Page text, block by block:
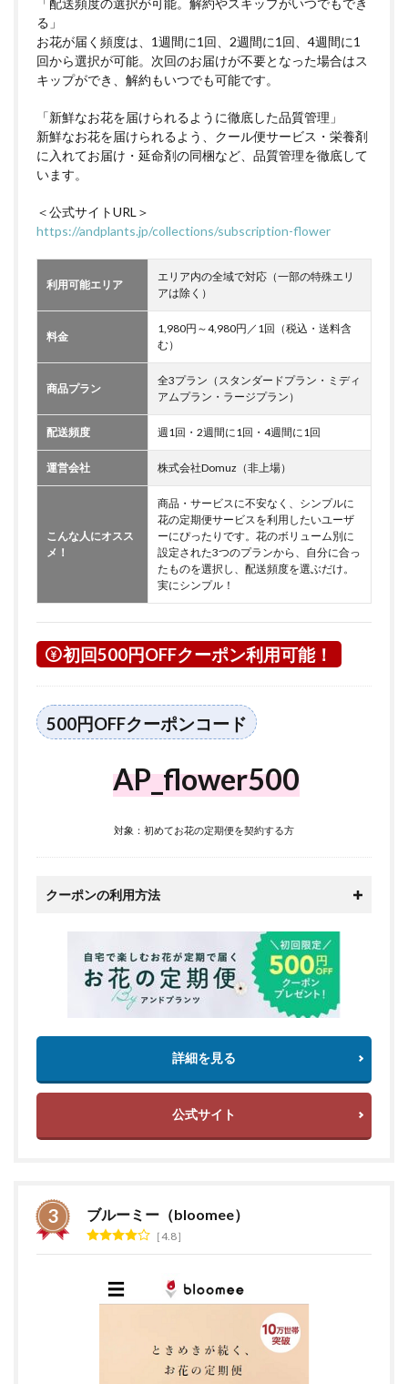
「配送頻度の選択が可能。解約やスキップがいつでもでき
る」
お花が届く頻度は、1週間に1回、2週間に1回、4週間に1
回から選択が可能。次回のお届けが不要となった場合はス
キップができ、解約もいつでも可能です。
「新鮮なお花を届けられるように徹底した品質管理」
新鮮なお花を届けられるよう、クール便サービス・栄養剤
に入れてお届け・延命剤の同梱など、品質管理を徹底して
います。
＜公式サイトURL＞
https://andplants.jp/collections/subscription-flower
利用可能エリア
エリア内の全域で対応（一部の特殊エリ
アは除く）
料金
1,980円～4,980円／1回（税込・送料含
む）
商品プラン
全3プラン（スタンダードプラン・ミディ
アムプラン・ラージプラン）
配送頻度 週1回・2週間に1回・4週間に1回
運営会社 株式会社Domuz（非上場）
こんな人にオスス
メ！
商品・サービスに不安なく、シンプルに
花の定期便サービスを利用したいユーザ
ーにぴったりです。花のボリューム別に
設定された3つのプランから、自分に合っ
たものを選択し、配送頻度を選ぶだけ。
実にシンプル！
初回500円OFFクーポン利用可能！
500円OFFクーポンコード
AP_flower500
対象：初めてお花の定期便を契約する方
クーポンの利用方法
詳細を見る
公式サイト
ブルーミー（bloomee）
4.8